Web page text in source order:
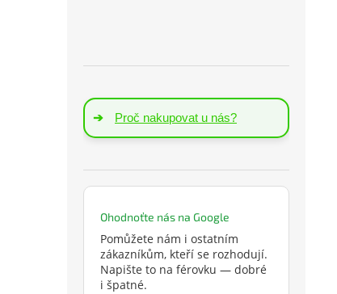
➔ Proč nakupovat u nás?
Ohodnoťte nás na Google
Pomůžete nám i ostatním
zákazníkům, kteří se rozhodují.
Napište to na férovku — dobré
i špatné.